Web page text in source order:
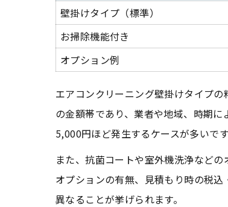
壁掛けタイプ（標準）
お掃除機能付き
オプション例
エアコンクリーニング壁掛けタイプ
の金額帯であり、業者や地域、時期
5,000円ほど発生するケースが多いです
また、抗菌コートや室外機洗浄など
オプションの有無、見積もり時の税
異なることが挙げられます。